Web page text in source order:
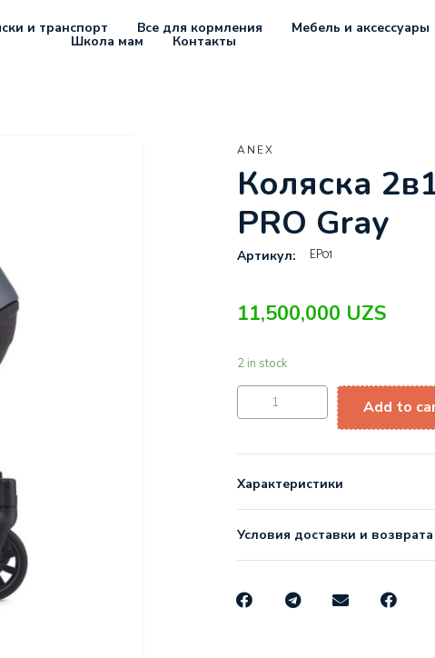
и транспорт Все для кормления Мебель и аксессуары
Школа мам Контакты
ANEX
Коляска
PRO Gray
Артикул: EP01
11,500,000 UZS
2 in stock
Add to
Характеристики
Условия доставки и возврата